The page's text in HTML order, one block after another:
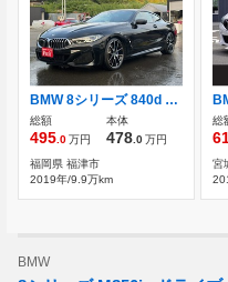
BMW 8シリーズ 840d xドライブ Mスポーツ ディーゼルターボ 4WD 正規D車右HDrivingAssistProfessional純正O
総額
495 .0万円
本体
478 .0万円
福岡県 福津市
2019年/9.9万km
総
宮
BMW